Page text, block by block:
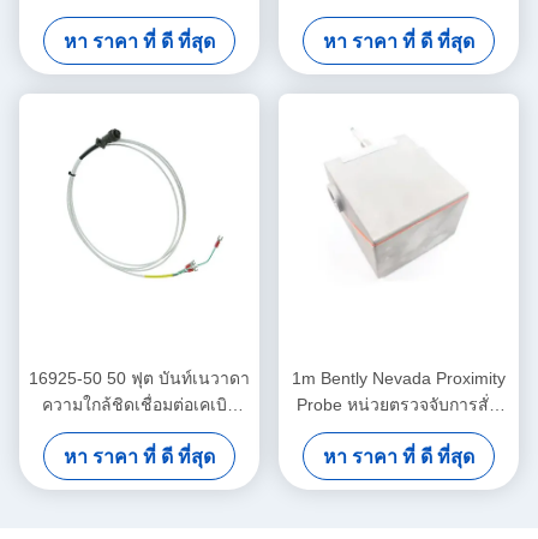
เคเบิล
หา ราคา ที่ ดี ที่สุด
เนคเคเบิลด้วยเกราะ -15 - C
หา ราคา ที่ ดี ที่สุด
16925-50 50 ฟุต บันท์เนวาดา
ความใกล้ชิดเชื่อมต่อเคเบิล
โดยไม่มีเกราะ
หา ราคา ที่ ดี ที่สุด
1m Bently Nevada Proximity
Probe หน่วยตรวจจับการสั่น
สะเทือนแบบคู่ 26530-12-10-
00-000-309-00-03-01
หา ราคา ที่ ดี ที่สุด